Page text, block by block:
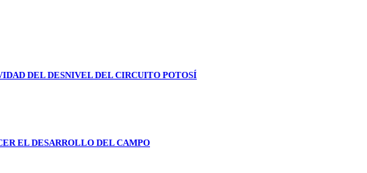
DEL DESNIVEL DEL CIRCUITO POTOSÍ
EL DESARROLLO DEL CAMPO